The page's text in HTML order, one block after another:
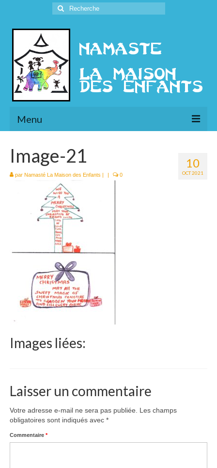
Rechercher
:
Menu
Présentation
l’Ethique
Historique
Le Népal
Documents
Parrainages
Missions 2023
Actualités
10
OCT 2021
Image-21
par Namasté La Maison des Enfants | | 0
Images liées:
Laisser un commentaire
Votre adresse e-mail ne sera pas publiée.
Les champs
obligatoires sont indiqués avec *
Commentaire *